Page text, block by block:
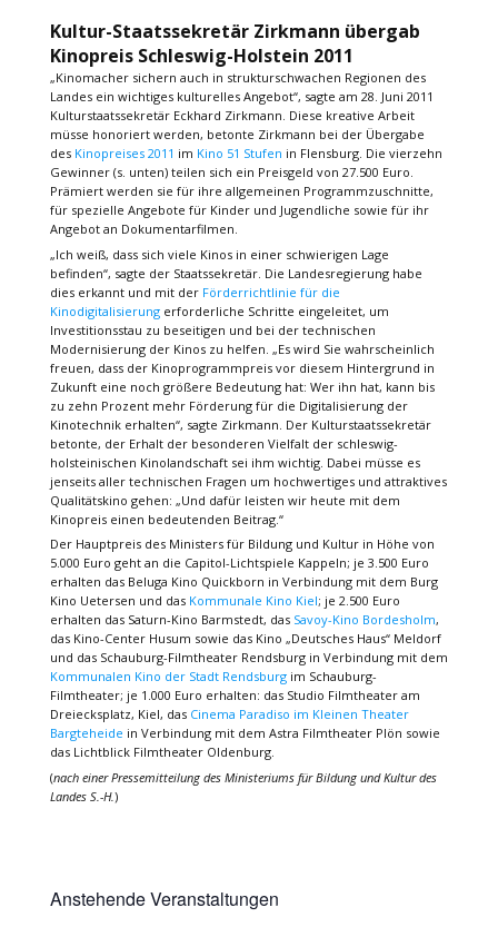
Kultur-Staatssekretär Zirkmann übergab
Kinopreis Schleswig-Holstein 2011
„Kinomacher sichern auch in strukturschwachen Regionen des
Landes ein wichtiges kulturelles Angebot“, sagte am 28. Juni 2011
Kulturstaatssekretär Eckhard Zirkmann. Diese kreative Arbeit
müsse honoriert werden, betonte Zirkmann bei der Übergabe
des Kinopreises 2011 im Kino 51 Stufen in Flensburg. Die vierzehn
Gewinner (s. unten) teilen sich ein Preisgeld von 27.500 Euro.
Prämiert werden sie für ihre allgemeinen Programmzuschnitte,
für spezielle Angebote für Kinder und Jugendliche sowie für ihr
Angebot an Dokumentarfilmen.
„Ich weiß, dass sich viele Kinos in einer schwierigen Lage
befinden“, sagte der Staatssekretär. Die Landesregierung habe
dies erkannt und mit der Förderrichtlinie für die
Kinodigitalisierungerforderliche Schritte eingeleitet, um
Investitionsstau zu beseitigen und bei der technischen
Modernisierung der Kinos zu helfen. „Es wird Sie wahrscheinlich
freuen, dass der Kinoprogrammpreis vor diesem Hintergrund in
Zukunft eine noch größere Bedeutung hat: Wer ihn hat, kann bis
zu zehn Prozent mehr Förderung für die Digitalisierung der
Kinotechnik erhalten“, sagte Zirkmann. Der Kulturstaatssekretär
betonte, der Erhalt der besonderen Vielfalt der schleswig-
holsteinischen Kinolandschaft sei ihm wichtig. Dabei müsse es
jenseits aller technischen Fragen um hochwertiges und attraktives
Qualitätskino gehen: „Und dafür leisten wir heute mit dem
Kinopreis einen bedeutenden Beitrag.“
Der Hauptpreis des Ministers für Bildung und Kultur in Höhe von
5.000 Euro geht an die Capitol-Lichtspiele Kappeln; je 3.500 Euro
erhalten das Beluga Kino Quickborn in Verbindung mit dem Burg
Kino Uetersen und das Kommunale Kino Kiel; je 2.500 Euro
erhalten das Saturn-Kino Barmstedt, das Savoy-Kino Bordesholm,
das Kino-Center Husum sowie das Kino „Deutsches Haus“ Meldorf
und das Schauburg-Filmtheater Rendsburg in Verbindung mit dem
Kommunalen Kino der Stadt Rendsburgim Schauburg-
Filmtheater; je 1.000 Euro erhalten: das Studio Filmtheater am
Dreiecksplatz, Kiel, das Cinema Paradiso im Kleinen Theater
Bargteheide in Verbindung mit dem Astra Filmtheater Plön sowie
das Lichtblick Filmtheater Oldenburg.
(nach einer Pressemitteilung des Ministeriums für Bildung und Kultur des
Landes S.-H.)
Anstehende Veranstaltungen